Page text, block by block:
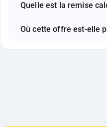
Quelle est la remise
Où cette offre est-elle